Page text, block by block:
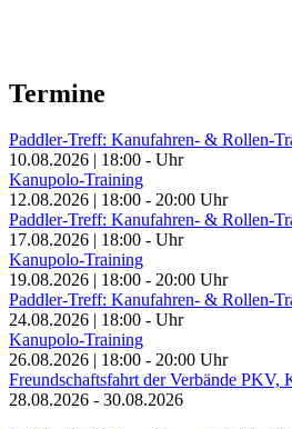
Termine
Paddler-Treff: Kanufahren- & Rollen-
10.08.2026
18:00 - Uhr
Kanupolo-Training
12.08.2026
18:00 - 20:00 Uhr
Paddler-Treff: Kanufahren- & Rollen-
17.08.2026
18:00 - Uhr
Kanupolo-Training
19.08.2026
18:00 - 20:00 Uhr
Paddler-Treff: Kanufahren- & Rollen-
24.08.2026
18:00 - Uhr
Kanupolo-Training
26.08.2026
18:00 - 20:00 Uhr
Freundschaftsfahrt der Verbände
28.08.2026 - 30.08.2026